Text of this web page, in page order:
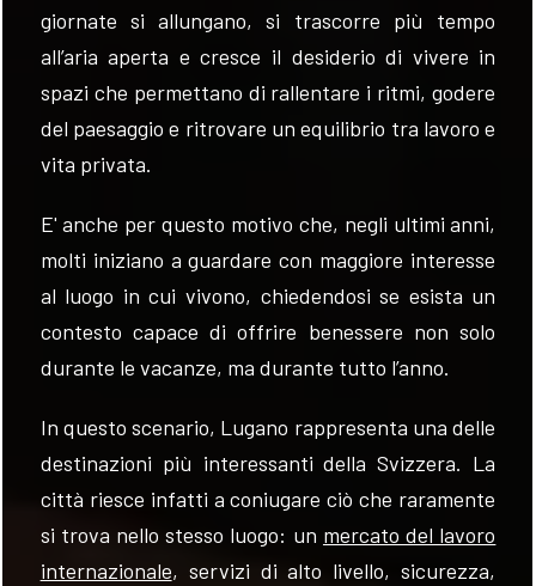
giornate si allungano, si trascorre più tempo
all’aria aperta e cresce il desiderio di vivere in
spazi che permettano di rallentare i ritmi, godere
del paesaggio e ritrovare un equilibrio tra lavoro e
vita privata.
E' anche per questo motivo che, negli ultimi anni,
molti iniziano a guardare con maggiore interesse
al luogo in cui vivono, chiedendosi se esista un
contesto capace di offrire benessere non solo
durante le vacanze, ma durante tutto l’anno.
In questo scenario, Lugano rappresenta una delle
destinazioni più interessanti della Svizzera. La
città riesce infatti a coniugare ciò che raramente
si trova nello stesso luogo: un mercato del lavoro
internazionale, servizi di alto livello, sicurezza,
FOLLOW